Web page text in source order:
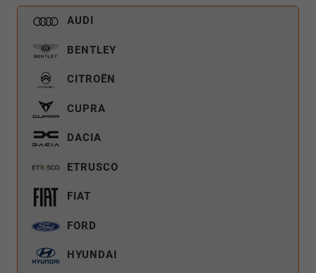
AUDI
BENTLEY
CITROËN
CUPRA
DACIA
ETRUSCO
FIAT
FORD
HYUNDAI